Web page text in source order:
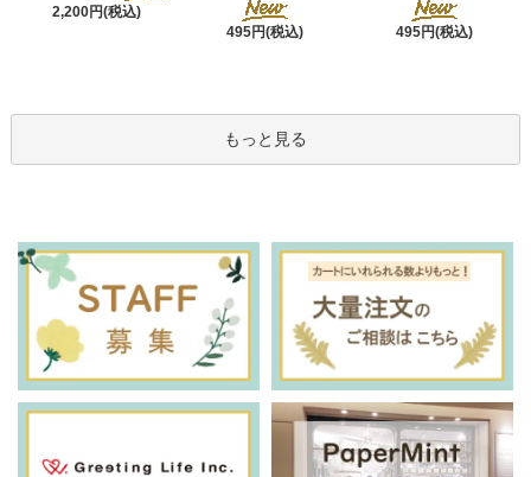
2,200円(税込)
495円(税込) 495円(税込)
もっと見る